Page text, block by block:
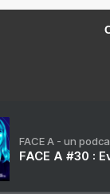
FACE A - un
FACE A #30 :